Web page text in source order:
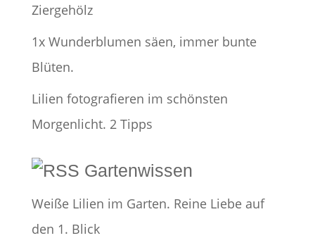
Ziergehölz
1x Wunderblumen säen, immer bunte
Blüten.
Lilien fotografieren im schönsten
Morgenlicht. 2 Tipps
Gartenwissen
Weiße Lilien im Garten. Reine Liebe auf
den 1. Blick